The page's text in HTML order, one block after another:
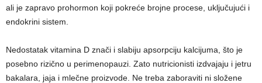
ali je zapravo prohormon koji pokreće brojne procese, uključujući i
endokrini sistem.
Nedostatak vitamina D znači i slabiju apsorpciju kalcijuma, što je
posebno rizično u perimenopauzi. Zato nutricionisti izdvajaju i jetru
bakalara, jaja i mlečne proizvode. Ne treba zaboraviti ni složene